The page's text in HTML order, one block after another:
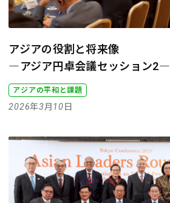
アジアの役割と将来像
―アジア円卓会議セッション2―
アジアの平和と課題
2026年3月10日